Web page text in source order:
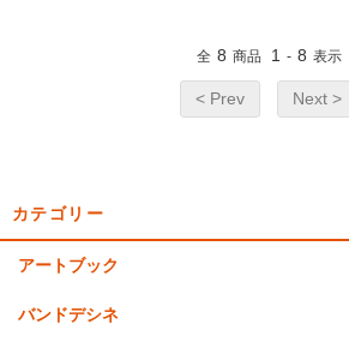
全 8 商品 1 - 8 表示
< Prev Next >
カテゴリー
アートブック
バンドデシネ